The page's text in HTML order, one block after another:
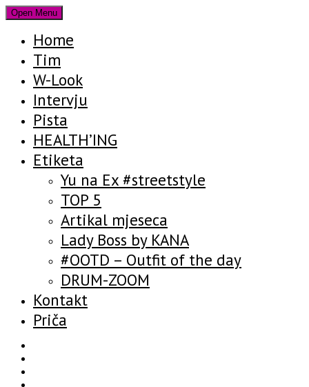
Open Menu
Home
Tim
W-Look
Intervju
Pista
HEALTH’ING
Etiketa
Yu na Ex #streetstyle
TOP 5
Artikal mjeseca
Lady Boss by KANA
#OOTD – Outfit of the day
DRUM-ZOOM
Kontakt
Priča